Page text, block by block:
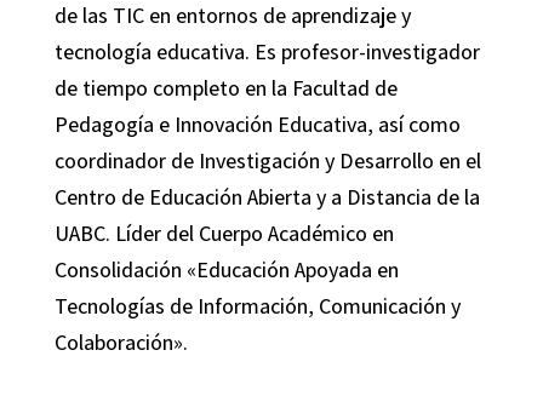
de las TIC en entornos de aprendizaje y
tecnología educativa. Es profesor-investigador
de tiempo completo en la Facultad de
Pedagogía e Innovación Educativa, así como
coordinador de Investigación y Desarrollo en el
Centro de Educación Abierta y a Distancia de la
UABC. Líder del Cuerpo Académico en
Consolidación «Educación Apoyada en
Tecnologías de Información, Comunicación y
Colaboración».